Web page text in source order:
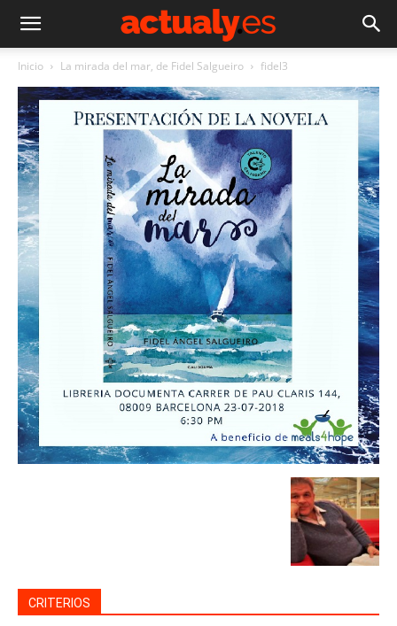
Inicio La mirada del mar, de Fidel Salgueiro fidel3
CRITERIOS